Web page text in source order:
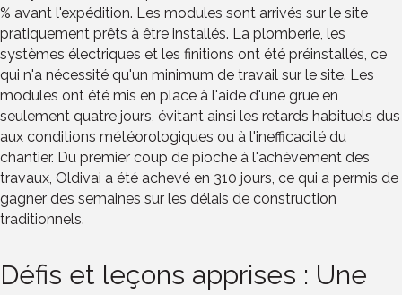
% avant l'expédition. Les modules sont arrivés sur le site
pratiquement prêts à être installés. La plomberie, les
systèmes électriques et les finitions ont été préinstallés, ce
qui n'a nécessité qu'un minimum de travail sur le site. Les
modules ont été mis en place à l'aide d'une grue en
seulement quatre jours, évitant ainsi les retards habituels dus
aux conditions météorologiques ou à l'inefficacité du
chantier. Du premier coup de pioche à l'achèvement des
travaux, Oldivai a été achevé en 310 jours, ce qui a permis de
gagner des semaines sur les délais de construction
traditionnels.
Défis et leçons apprises : Une